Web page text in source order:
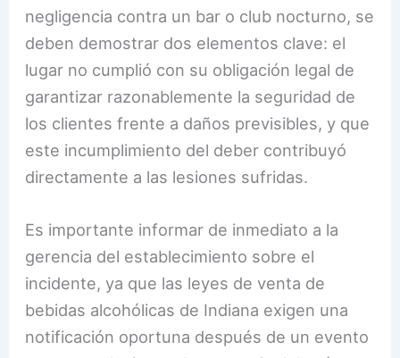
negligencia contra un bar o club nocturno, se
deben demostrar dos elementos clave: el
lugar no cumplió con su obligación legal de
garantizar razonablemente la seguridad de
los clientes frente a daños previsibles, y que
este incumplimiento del deber contribuyó
directamente a las lesiones sufridas.
Es importante informar de inmediato a la
gerencia del establecimiento sobre el
incidente, ya que las leyes de venta de
bebidas alcohólicas de Indiana exigen una
notificación oportuna después de un evento